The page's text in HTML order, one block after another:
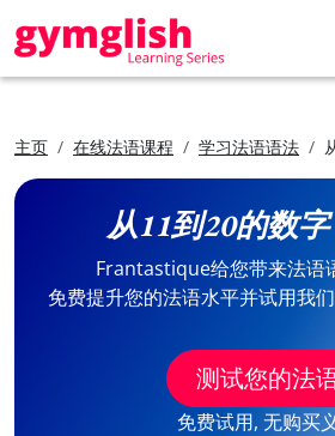
主页 在线法语课程 学习法语语法
从11到20的数字
Frantastique给您带来法语
免费提升您的法语水平并试用我
测试您的法
免费试用, 无购买